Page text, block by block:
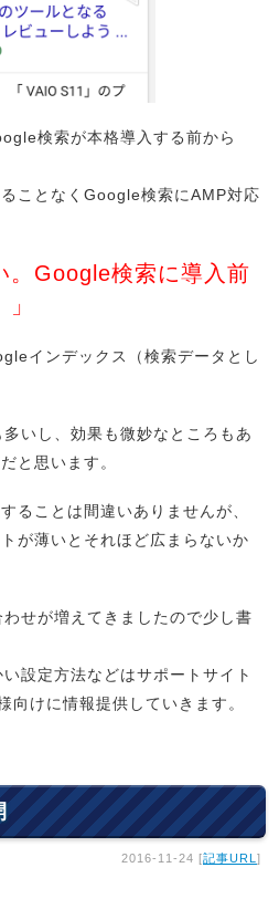
検索が本格導入する前から
ことなくGoogle検索にAMP対応
。Google検索に導入前
インデックス（検索データとし
いし、効果も微妙なところもあ
と思います。
ることは間違いありませんが、
が薄いとそれほど広まらないか
せが増えてきましたので少し書
設定方法などはサポートサイト
けに情報提供していきます。
2016-11-24 [記事URL ]